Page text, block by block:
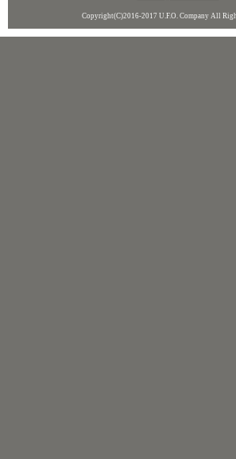
CM とろける にこるん ムービー
ディレクション
Copyright(C)2016-2017 U.F.O. Company All